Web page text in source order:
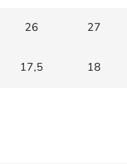
26 27
17,5 18